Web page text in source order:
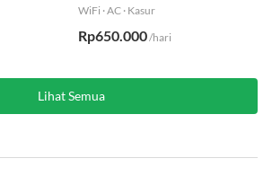
WiFi ·AC · Kasur
Rp650.000/hari
Lihat Semua